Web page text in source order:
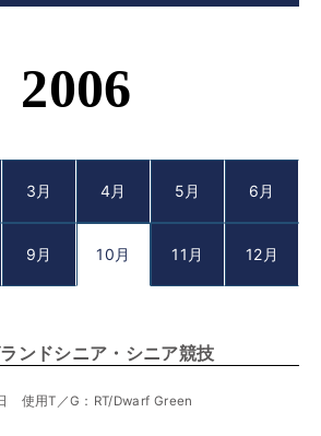
2006
3月 4月 5月 6月
9月 10月 11月 12月
ンドシニア・シニア競技
使用T／G：RT/Dwarf Green